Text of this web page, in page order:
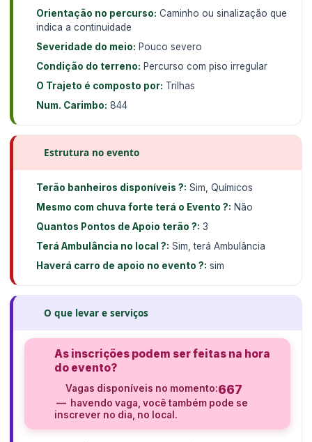
Orientação no percurso: Caminho ou sinalização que
indica a continuidade
Severidade do meio: Pouco severo
Condição do terreno: Percurso com piso irregular
O Trajeto é composto por: Trilhas
Num. Carimbo: 844
Estrutura no evento
Terão banheiros disponíveis ?: Sim, Químicos
Mesmo com chuva forte terá o Evento ?: Não
Quantos Pontos de Apoio terão ?: 3
Terá Ambulância no local ?: Sim, terá Ambulância
Haverá carro de apoio no evento ?: sim
O que levar e serviços
As inscrições podem ser feitas na hora
do evento?
Vagas disponíveis no momento:667
— havendo vaga, você também pode se
inscrever no dia, no local.